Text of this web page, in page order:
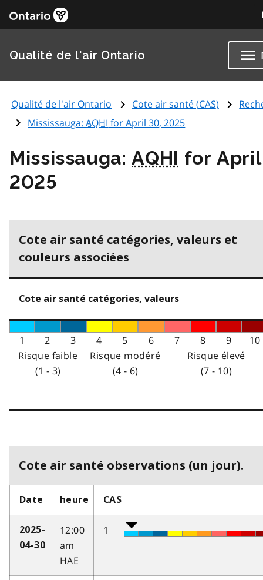
Qualité de l'air Ontario
Qualité de l'air Ontario Cote air santé (CAS)
Mississauga:AQHI for April 30, 2025
Mississauga:AQHI for
2025
Cote air santé catégories, valeurs et
couleurs associées
Cote air santé catégories, valeurs
1 2 3 4 5 6 7 8 9
10
Risque faible
(1 - 3)
Risque modéré
(4 - 6)
Risque élevé
(7 - 10)
Cote air santé observations (un jour).
Date heure CAS
2025-
04-30
12:00
am
HAE
1